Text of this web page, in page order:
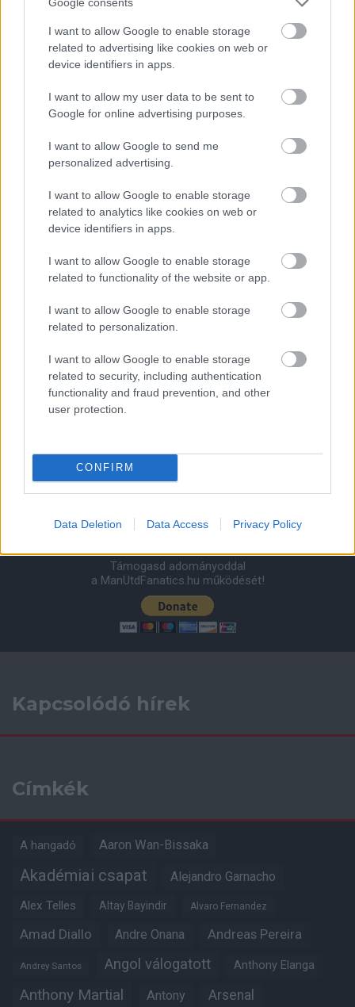
I want to allow Google to enable storage
related to advertising like cookies on web or
device identifiers in apps.
I want to allow my user data to be sent to
Google for online advertising purposes.
I want to allow Google to send me
personalized advertising.
I want to allow Google to enable storage
related to analytics like cookies on web or
device identifiers in apps.
I want to allow Google to enable storage
related to functionality of the website or app.
I want to allow Google to enable storage
related to personalization.
I want to allow Google to enable storage
related to security, including authentication
functionality and fraud prevention, and other
user protection.
CONFIRM
Data Deletion Data Access Privacy Policy
Meccs Center
Paris Saint-Germain
Manchester United
Nya Ullevi, Göteborg
2026-08-08 17:00
Leeds UnitedvsManchester United2026-08-12 20:30
Manchester United
ELŐZŐ MÉRKŐZÉSEK
Támogasd adományoddal
a ManUtdFanatics.hu működését!
Kapcsolódó hírek
Címkék
A hangadó Aaron Wan-Bissaka
Akadémiai csapat Alejandro Garnacho
Alex Telles Altay Bayindir Alvaro Fernandez
Amad Diallo Andre Onana Andreas Pereira
Andrey Santos Angol válogatott Anthony Elanga
Anthony Martial Antony Arsenal